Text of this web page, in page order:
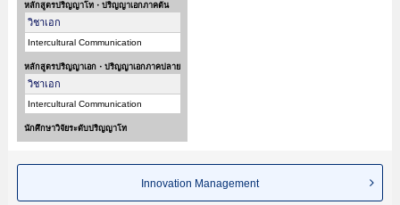
หลักสูตรปริญญาโท・ปริญญาเอกภาคต้น
วิชาเอก
Intercultural Communication
หลักสูตรปริญญาเอก・ปริญญาเอกภาคปลาย
วิชาเอก
Intercultural Communication
นักศึกษาวิจัยระดับปริญญาโท
Innovation Management